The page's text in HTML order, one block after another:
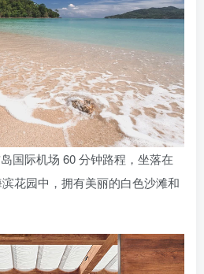
国际机场 60 分钟路程，坐落在
花园中，拥有美丽的白色沙滩和